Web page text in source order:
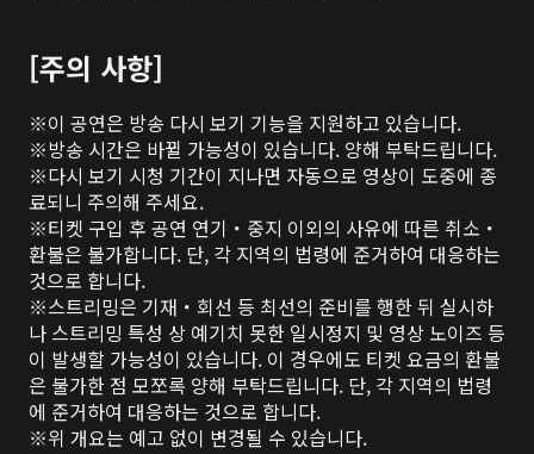
[주의 사항]
※이 공연은 방송 다시 보기 기능을 지원하고 있습니다.
※방송 시간은 바뀔 가능성이 있습니다. 양해 부탁드립니다.
※다시 보기 시청 기간이 지나면 자동으로 영상이 도중에 종
료되니 주의해 주세요.
※티켓 구입 후 공연 연기・중지 이외의 사유에 따른 취소・
환불은 불가합니다. 단, 각 지역의 법령에 준거하여 대응하는
것으로 합니다.
※스트리밍은 기재・회선 등 최선의 준비를 행한 뒤 실시하
나 스트리밍 특성 상 예기치 못한 일시정지 및 영상 노이즈 등
이 발생할 가능성이 있습니다. 이 경우에도 티켓 요금의 환불
은 불가한 점 모쪼록 양해 부탁드립니다. 단, 각 지역의 법령
에 준거하여 대응하는 것으로 합니다.
※위 개요는 예고 없이 변경될 수 있습니다.